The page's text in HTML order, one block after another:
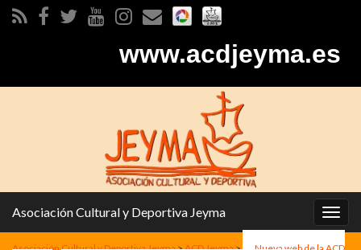
www.acdjeyma.es
la
Asociación Cultural y Deportiva Jeyma